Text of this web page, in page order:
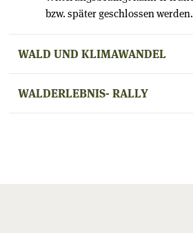
bzw. später geschlossen werden.
WALD UND KLIMAWANDEL
WALDERLEBNIS- RALLY